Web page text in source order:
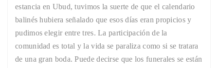
estancia en Ubud, tuvimos la suerte de que el calendario
balinés hubiera señalado que esos días eran propicios y
pudimos elegir entre tres. La participación de la
comunidad es total y la vida se paraliza como si se tratara
de una gran boda. Puede decirse que los funerales se están